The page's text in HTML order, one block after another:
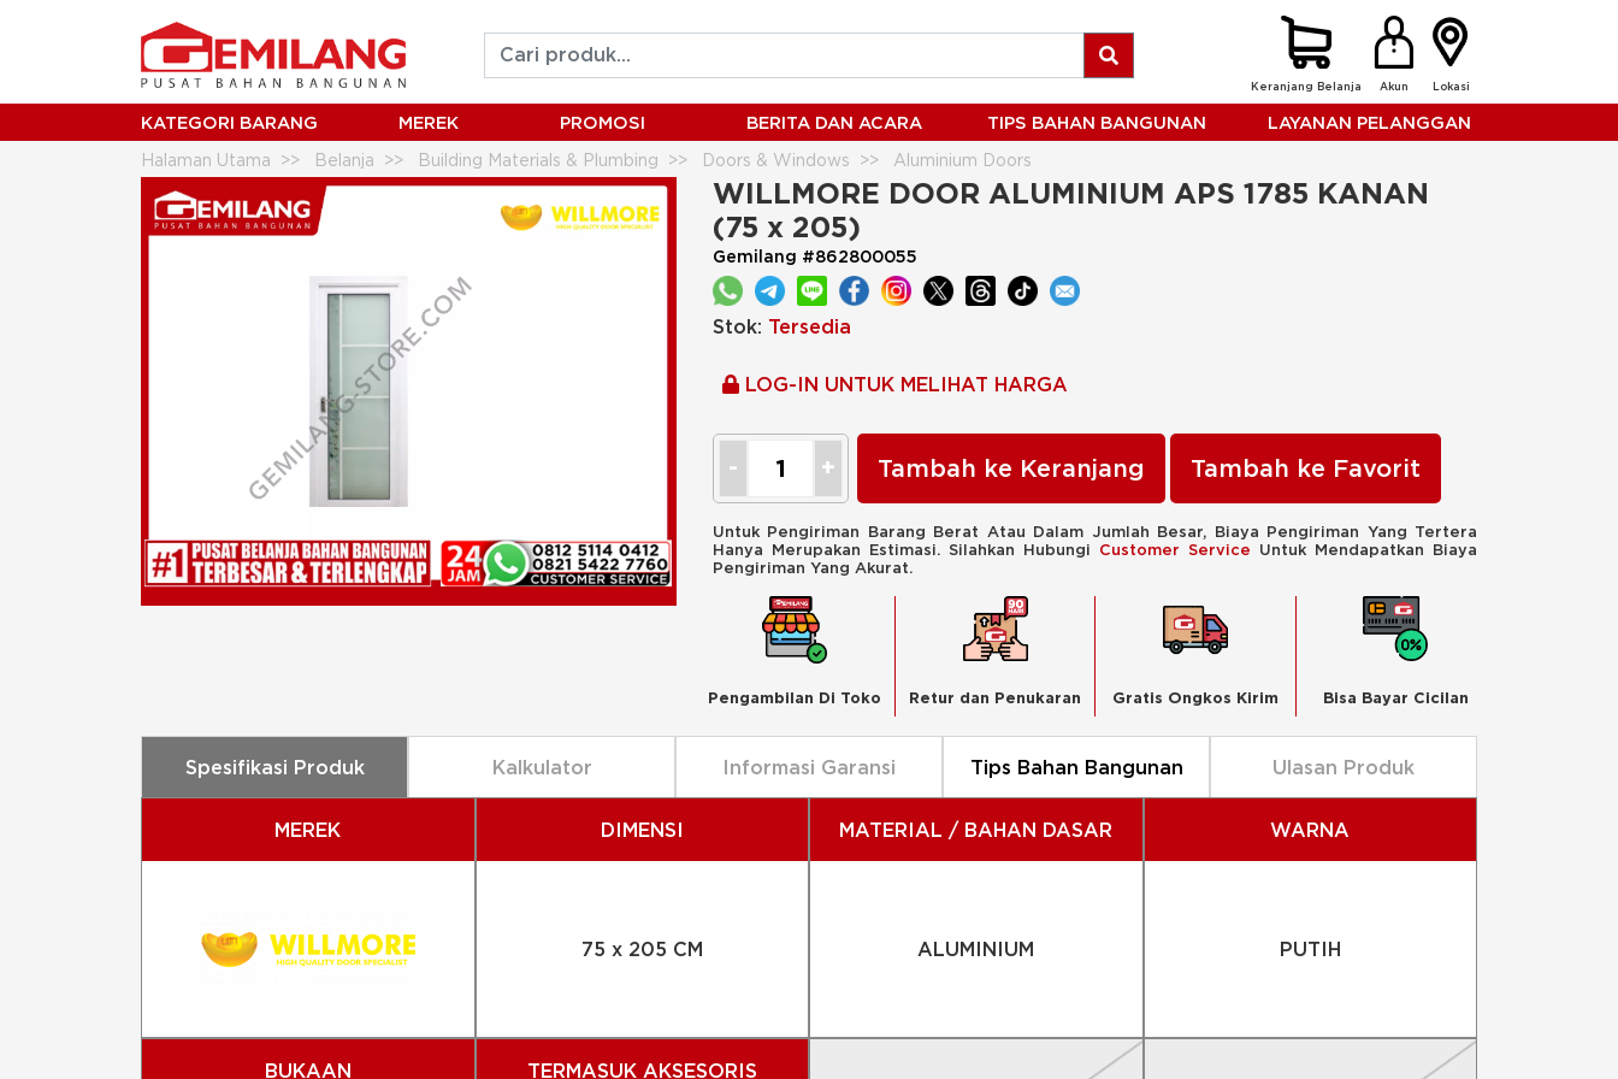
Keranjang Belanja Akun Lokasi
KATEGORI BARANG MEREK PROMOSI BERITA DAN ACARA TIPS BAHAN BANGUNAN LAYANAN PELANGGAN
Halaman Utama Belanja Building Materials & Plumbing Doors & Windows
Aluminium Doors
WILLMORE DOOR ALUMINIUM APS 1785 KANAN (75 x 205)
WILLMORE DOOR ALUMINIUM APS 1785 KANAN
(75 x 205)
Gemilang #862800055
Stok: Tersedia
LOG-IN UNTUK MELIHAT HARGA
Tambah ke Keranjang Tambah ke Favorit
Untuk Pengiriman Barang Berat Atau Dalam Jumlah Besar, Biaya Pengiriman Yang Tertera
Hanya Merupakan Estimasi. Silahkan Hubungi Customer Service Untuk Mendapatkan Biaya
Pengiriman Yang Akurat.
Pengambilan Di Toko Retur dan Penukaran Gratis Ongkos Kirim Bisa Bayar Cicilan
Spesifikasi Produk Kalkulator Informasi Garansi Tips Bahan Bangunan Ulasan Produk
MEREK DIMENSI
75 x 205 CM
MATERIAL / BAHAN DASAR
ALUMINIUM
WARNA
PUTIH
BUKAAN TERMASUK AKSESORIS